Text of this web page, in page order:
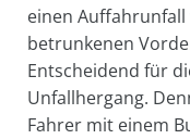
einen
betrunkenen
Entscheidend für
Unfallhergang.
Fahrer mit einem